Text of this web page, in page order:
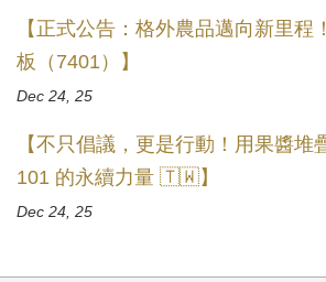
【正式公告：格外農品邁向新里程
板（7401）】
Dec 24, 25
【不只倡議，更是行動！用果醬堆
101 的永續力量 🇹🇼】
Dec 24, 25